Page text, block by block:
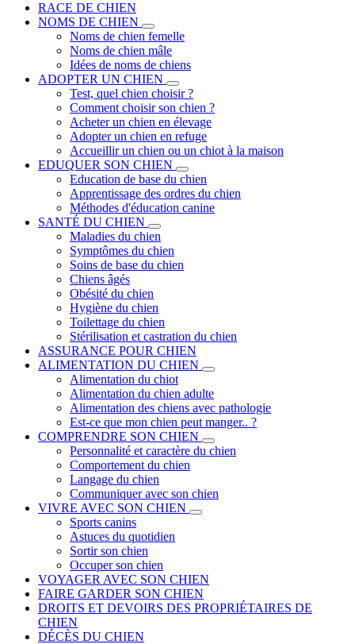
RACE DE CHIEN
NOMS DE CHIEN
Noms de chien femelle
Noms de chien mâle
Idées de noms de chiens
ADOPTER UN CHIEN
Test, quel chien choisir ?
Comment choisir son chien ?
Acheter un chien en élevage
Adopter un chien en refuge
Accueillir un chien ou un chiot à la maison
EDUQUER SON CHIEN
Education de base du chien
Apprentissage des ordres du chien
Méthodes d'éducation canine
SANTÉ DU CHIEN
Maladies du chien
Symptômes du chien
Soins de base du chien
Chiens âgés
Obésité du chien
Hygiène du chien
Toilettage du chien
Stérilisation et castration du chien
ASSURANCE POUR CHIEN
ALIMENTATION DU CHIEN
Alimentation du chiot
Alimentation du chien adulte
Alimentation des chiens avec pathologie
Est-ce que mon chien peut manger.. ?
COMPRENDRE SON CHIEN
Personnalité et caractère du chien
Comportement du chien
Langage du chien
Communiquer avec son chien
VIVRE AVEC SON CHIEN
Sports canins
Astuces du quotidien
Sortir son chien
Occuper son chien
VOYAGER AVEC SON CHIEN
FAIRE GARDER SON CHIEN
DROITS ET DEVOIRS DES PROPRIÉTAIRES DE
CHIEN
DÉCÈS DU CHIEN